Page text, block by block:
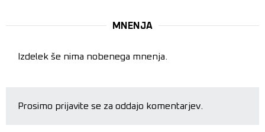
MNENJA
Izdelek še nima nobenega mnenja.
Prosimo prijavite se za oddajo komentarjev.